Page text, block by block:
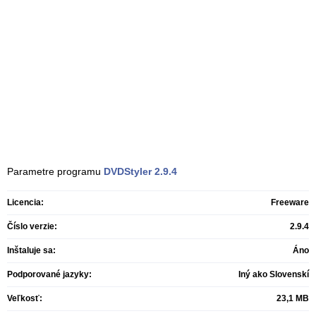
Parametre programu DVDStyler 2.9.4
Licencia: Freeware
Číslo verzie: 2.9.4
Inštaluje sa: Áno
Podporované jazyky: Iný ako Slovenskí
Veľkosť: 23,1 MB